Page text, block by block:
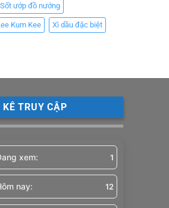
Sốt ướp đồ nướng
Kum Kee Xì dầu đặc biệt
KÊ TRUY CẬP
xem: 1
nay: 12